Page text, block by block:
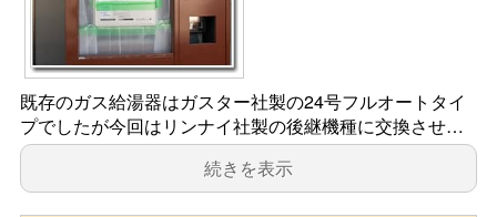
既存のガス給湯器はガスター社製の24号フルオートタイ
プでしたが今回はリンナイ社製の後継機種に交換させ…
続きを表示